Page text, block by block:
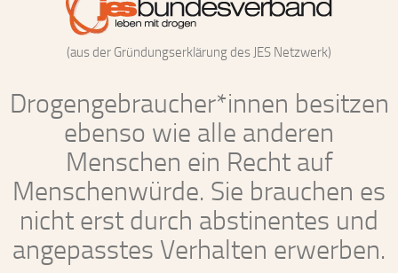
(aus der Gründungserklärung des JES Netzwerk)
Drogengebraucher*innen besitzen
ebenso wie alle anderen
Menschen ein Recht auf
Menschenwürde. Sie brauchen es
nicht erst durch abstinentes und
angepasstes Verhalten erwerben.